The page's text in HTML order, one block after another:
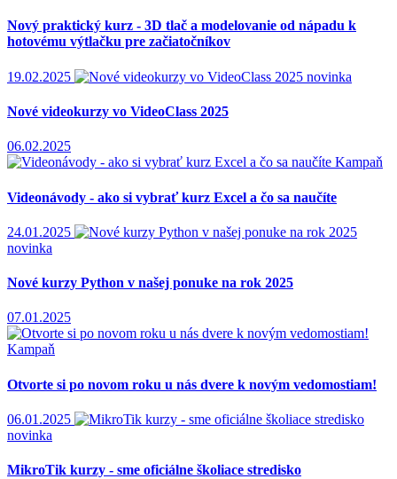
Nový praktický kurz - 3D tlač a modelovanie od nápadu k
hotovému výtlačku pre začiatočníkov
19.02.2025 novinka
Nové videokurzy vo VideoClass 2025
06.02.2025
Kampaň
Videonávody - ako si vybrať kurz Excel a čo sa naučíte
24.01.2025
novinka
Nové kurzy Python v našej ponuke na rok 2025
07.01.2025
Kampaň
Otvorte si po novom roku u nás dvere k novým vedomostiam!
06.01.2025
novinka
MikroTik kurzy - sme oficiálne školiace stredisko